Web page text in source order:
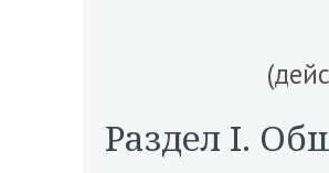
Раздел I.